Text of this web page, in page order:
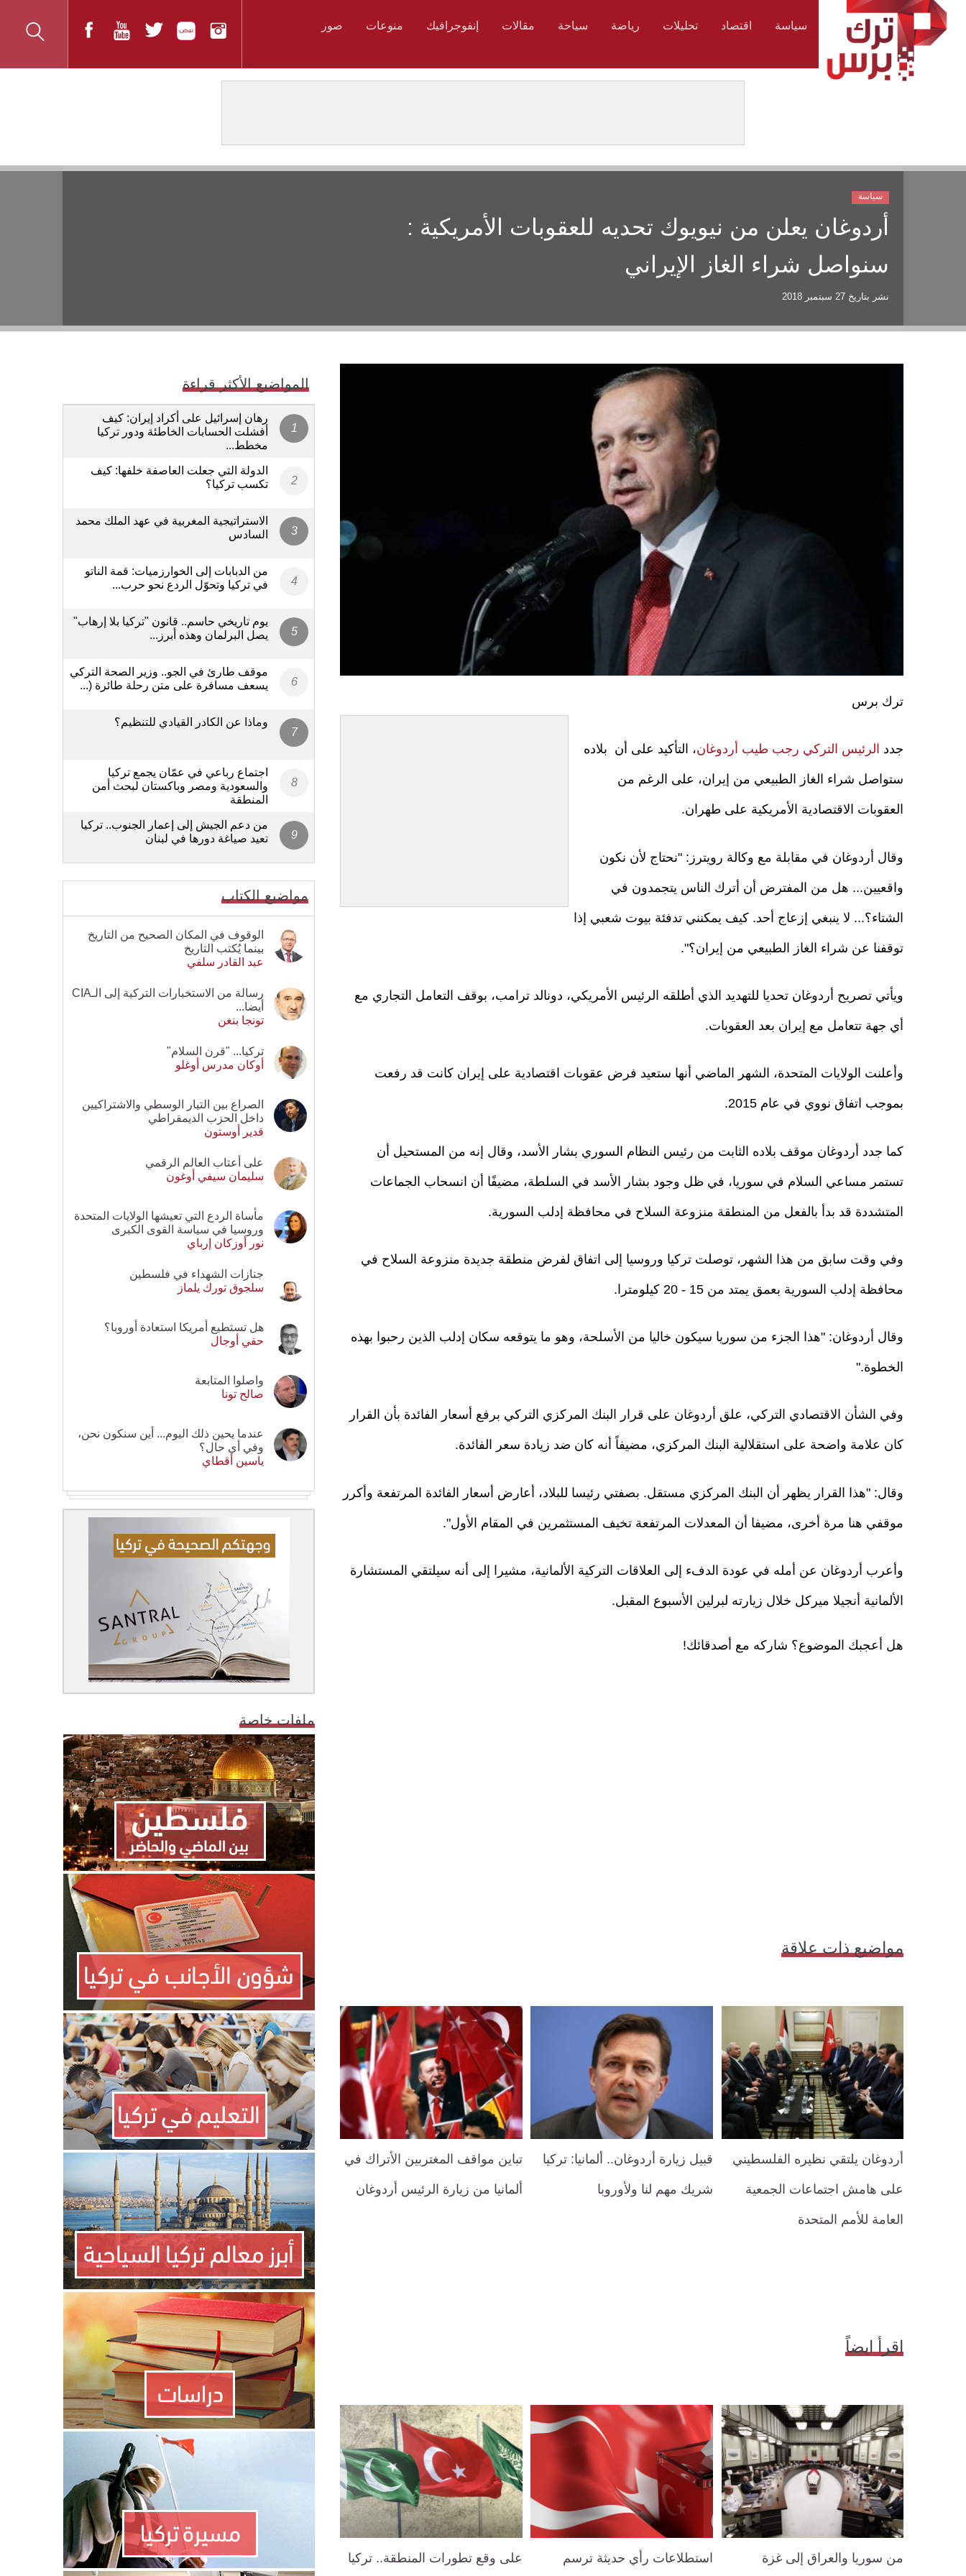
سياسة اقتصاد تحليلات رياضة سياحة مقالات إنفوجرافيك منوعات صور
أردوغان يعلن من نيويوك تحديه للعقوبات الأمريكية :
سنواصل شراء الغاز الإيراني
نشر بتاريخ 27 سبتمبر 2018
سياسة
ترك برس
جدد الرئيس التركي رجب طيب أردوغان، التأكيد على أن بلاده
ستواصل شراء الغاز الطبيعي من إيران، على الرغم من
العقوبات الاقتصادية الأمريكية على طهران.
وقال أردوغان في مقابلة مع وكالة رويترز: "نحتاج لأن نكون
واقعيين... هل من المفترض أن أترك الناس يتجمدون في
الشتاء؟... لا ينبغي إزعاج أحد. كيف يمكنني تدفئة بيوت شعبي إذا
توقفنا عن شراء الغاز الطبيعي من إيران؟".
ويأتي تصريح أردوغان تحديا للتهديد الذي أطلقه الرئيس الأمريكي، دونالد ترامب، بوقف التعامل التجاري مع
أي جهة تتعامل مع إيران بعد العقوبات.
وأعلنت الولايات المتحدة، الشهر الماضي أنها ستعيد فرض عقوبات اقتصادية على إيران كانت قد رفعت
بموجب اتفاق نووي في عام 2015.
كما جدد أردوغان موقف بلاده الثابت من رئيس النظام السوري بشار الأسد، وقال إنه من المستحيل أن
تستمر مساعي السلام في سوريا، في ظل وجود بشار الأسد في السلطة، مضيفًا أن انسحاب الجماعات
المتشددة قد بدأ بالفعل من المنطقة منزوعة السلاح في محافظة إدلب السورية.
وفي وقت سابق من هذا الشهر، توصلت تركيا وروسيا إلى اتفاق لفرض منطقة جديدة منزوعة السلاح في
محافظة إدلب السورية بعمق يمتد من 15 - 20 كيلومترا.
وقال أردوغان: "هذا الجزء من سوريا سيكون خاليا من الأسلحة، وهو ما يتوقعه سكان إدلب الذين رحبوا بهذه
الخطوة."
وفي الشأن الاقتصادي التركي، علق أردوغان على قرار البنك المركزي التركي برفع أسعار الفائدة بأن القرار
كان علامة واضحة على استقلالية البنك المركزي، مضيفاً أنه كان ضد زيادة سعر الفائدة.
وقال: "هذا القرار يظهر أن البنك المركزي مستقل. بصفتي رئيسا للبلاد، أعارض أسعار الفائدة المرتفعة وأكرر
موقفي هنا مرة أخرى، مضيفا أن المعدلات المرتفعة تخيف المستثمرين في المقام الأول".
وأعرب أردوغان عن أمله في عودة الدفء إلى العلاقات التركية الألمانية، مشيرا إلى أنه سيلتقي المستشارة
الألمانية أنجيلا ميركل خلال زيارته لبرلين الأسبوع المقبل.
هل أعجبك الموضوع؟ شاركه مع أصدقائك!
مواضيع ذات علاقة
أردوغان يلتقي نظيره الفلسطيني
على هامش اجتماعات الجمعية
العامة للأمم المتحدة
قبيل زيارة أردوغان.. ألمانيا: تركيا
شريك مهم لنا ولأوروبا
تباين مواقف المغتربين الأتراك في
ألمانيا من زيارة الرئيس أردوغان
اقرأ ايضاً
من سوريا والعراق إلى غزة استطلاعات رأي حديثة ترسم على وقع تطورات المنطقة.. تركيا
المواضيع الأكثر قراءة
رهان إسرائيل على أكراد إيران: كيف
أفشلت الحسابات الخاطئة ودور تركيا
مخطط...
الدولة التي جعلت العاصفة خلفها: كيف
تكسب تركيا؟
الاستراتيجية المغربية في عهد الملك محمد
السادس
من الدبابات إلى الخوارزميات: قمة الناتو
في تركيا وتحوّل الردع نحو حرب...
يوم تاريخي حاسم.. قانون "تركيا بلا إرهاب"
يصل البرلمان وهذه أبرز...
موقف طارئ في الجو.. وزير الصحة التركي
يسعف مسافرة على متن رحلة طائرة (...
وماذا عن الكادر القيادي للتنظيم؟
اجتماع رباعي في عمّان يجمع تركيا
والسعودية ومصر وباكستان لبحث أمن
المنطقة
من دعم الجيش إلى إعمار الجنوب.. تركيا
تعيد صياغة دورها في لبنان
مواضيع الكتاب
الوقوف في المكان الصحيح من التاريخ
بينما يُكتب التاريخ
عبد القادر سلفي
رسالة من الاستخبارات التركية إلى الـCIA
أيضا...
تونجا بنغن
تركيا... "قرن السلام"
أوكان مدرس أوغلو
الصراع بين التيار الوسطي والاشتراكيين
داخل الحزب الديمقراطي
قدير أوستون
على أعتاب العالم الرقمي
سليمان سيفي أوغون
مأساة الردع التي تعيشها الولايات المتحدة
وروسيا في سياسة القوى الكبرى
نور أوزكان إرباي
جنازات الشهداء في فلسطين
سلجوق تورك يلماز
هل تستطيع أمريكا استعادة أوروبا؟
حقي أوجال
واصلوا المتابعة
صالح تونا
عندما يحين ذلك اليوم... أين سنكون نحن،
وفي أي حال؟
ياسين أقطاي
ملفات خاصة